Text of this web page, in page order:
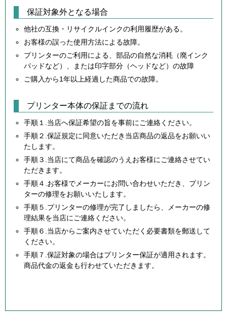
保証対象外となる場合
他社の互換・リサイクルインクの利用履歴がある。
お客様の誤った使用方法による故障。
プリンターのご利用による、部品の自然な消耗（廃インク
パッドなど）、または印字部分（ヘッドなど）の故障
ご購入から1年以上経過した商品での故障。
プリンター本体の保証までの流れ
手順１.当店へ保証希望の旨を事前にご連絡ください。
手順２.保証規定に同意いただき当店商品の返品をお願いい
たします。
手順３.当店にて商品を確認のうえお客様にご連絡させてい
ただきます。
手順４.お客様でメーカーにお問い合わせいただき、プリン
ターの修理をお願いいたします。
手順５.プリンターの修理が完了しましたら、メーカーの修
理結果を当店にご連絡ください。
手順６.当店からご案内させていただく必要書類を郵送して
ください。
手順７.保証対象の場合はプリンター保証が適用されます。
商品代金の返金も行わせていただきます。